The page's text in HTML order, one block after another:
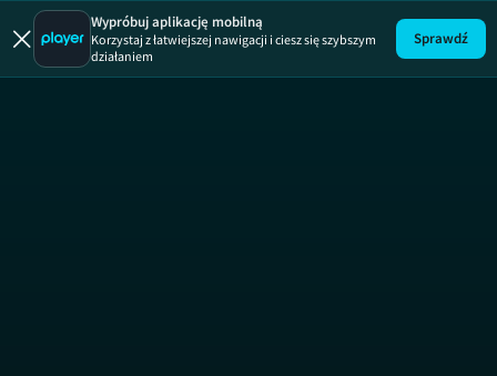
Wypróbuj aplikację mobilną
Korzystaj z łatwiejszej nawigacji i ciesz się szybszym
działaniem
Sprawdź